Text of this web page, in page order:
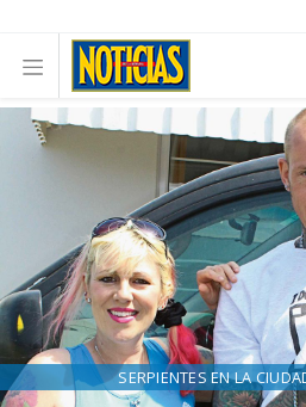
SERPIENTES EN LA